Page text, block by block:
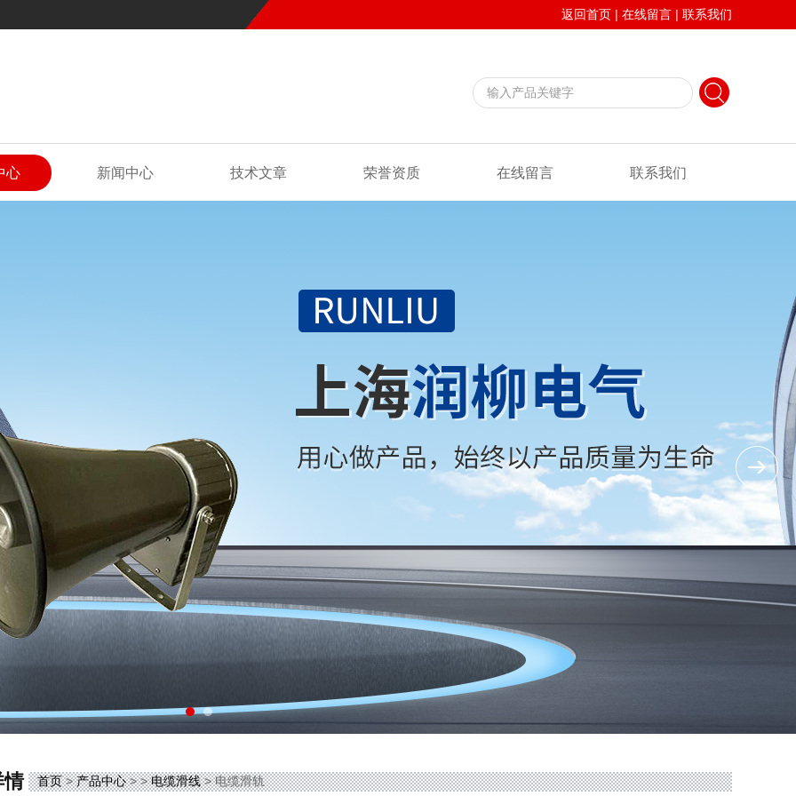
返回首页 | 在线留言 | 联系我们
心 新闻中心 技术文章 荣誉资质 在线留言 联系我们
情 首页>产品中心> >电缆滑线> 电缆滑轨